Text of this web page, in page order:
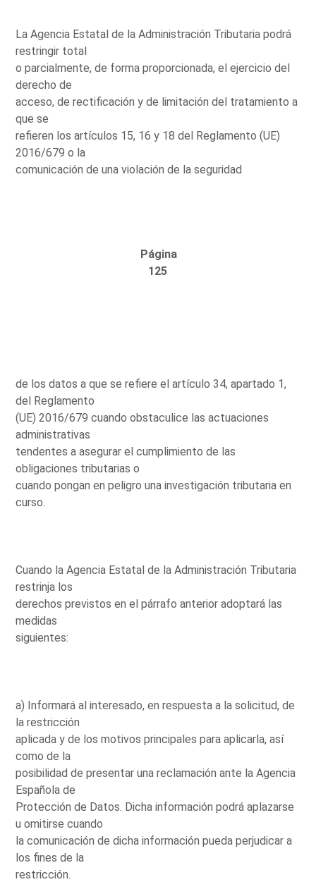
La Agencia Estatal de la Administración Tributaria podrá
restringir total
o parcialmente, de forma proporcionada, el ejercicio del
derecho de
acceso, de rectificación y de limitación del tratamiento a
que se
refieren los artículos 15, 16 y 18 del Reglamento (UE)
2016/679 o la
comunicación de una violación de la seguridad
Página
125
de los datos a que se refiere el artículo 34, apartado 1,
del Reglamento
(UE) 2016/679 cuando obstaculice las actuaciones
administrativas
tendentes a asegurar el cumplimiento de las
obligaciones tributarias o
cuando pongan en peligro una investigación tributaria en
curso.
Cuando la Agencia Estatal de la Administración Tributaria
restrinja los
derechos previstos en el párrafo anterior adoptará las
medidas
siguientes:
a) Informará al interesado, en respuesta a la solicitud, de
la restricción
aplicada y de los motivos principales para aplicarla, así
como de la
posibilidad de presentar una reclamación ante la Agencia
Española de
Protección de Datos. Dicha información podrá aplazarse
u omitirse cuando
la comunicación de dicha información pueda perjudicar a
los fines de la
restricción.